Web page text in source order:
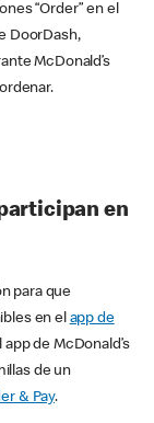
“Order” en el
DoorDash,
McDonald’s
en
para que
en el app de
de McDonald’s
de un
& Pay.